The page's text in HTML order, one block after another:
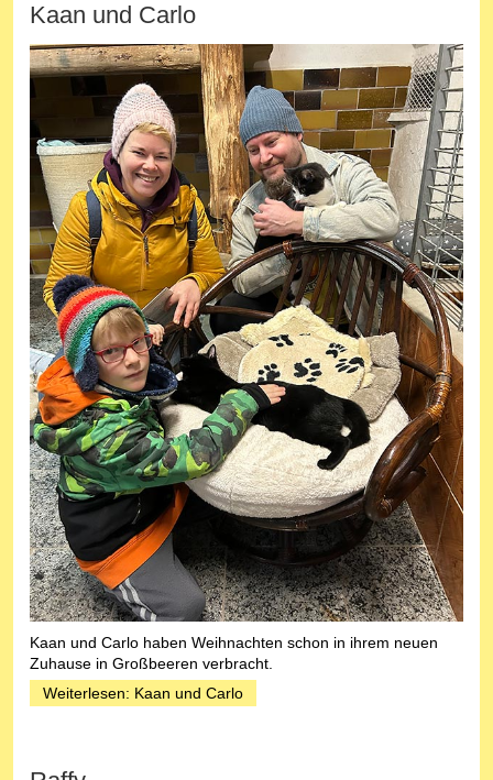
Kaan und Carlo
Kaan und Carlo haben Weihnachten schon in ihrem neuen
Zuhause in Großbeeren verbracht.
Weiterlesen: Kaan und Carlo